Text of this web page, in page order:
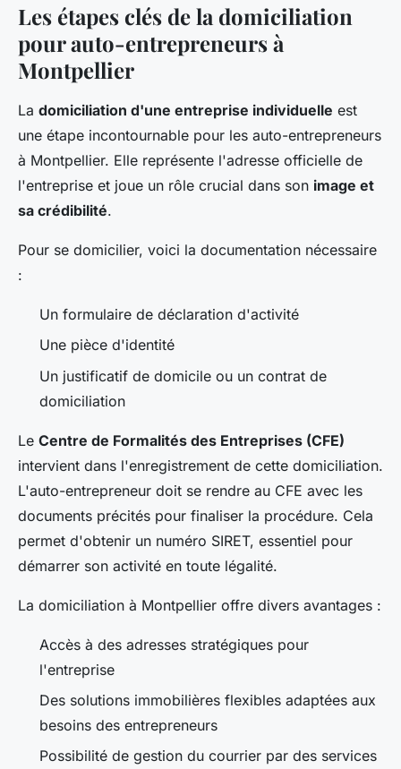
Les étapes clés de la domiciliation
pour auto-entrepreneurs à
Montpellier
La domiciliation d'une entreprise individuelle est
une étape incontournable pour les auto-entrepreneurs
à Montpellier. Elle représente l'adresse officielle de
l'entreprise et joue un rôle crucial dans son image et
sa crédibilité.
Pour se domicilier, voici la documentation nécessaire
:
Un formulaire de déclaration d'activité
Une pièce d'identité
Un justificatif de domicile ou un contrat de
domiciliation
Le Centre de Formalités des Entreprises (CFE)
intervient dans l'enregistrement de cette domiciliation.
L'auto-entrepreneur doit se rendre au CFE avec les
documents précités pour finaliser la procédure. Cela
permet d'obtenir un numéro SIRET, essentiel pour
démarrer son activité en toute légalité.
La domiciliation à Montpellier offre divers avantages :
Accès à des adresses stratégiques pour
l'entreprise
Des solutions immobilières flexibles adaptées aux
besoins des entrepreneurs
Possibilité de gestion du courrier par des services